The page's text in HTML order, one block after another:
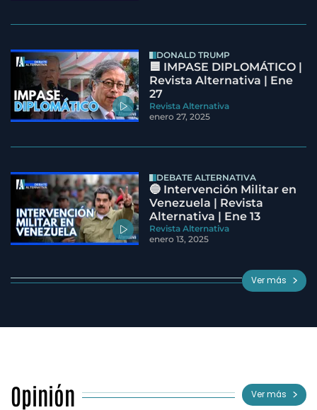
DONALD TRUMP
🟦 IMPASE DIPLOMÁTICO |
Revista Alternativa | Ene
27
Revista Alternativa
enero 27, 2025
DEBATE ALTERNATIVA
🔵 Intervención Militar en
Venezuela | Revista
Alternativa | Ene 13
Revista Alternativa
enero 13, 2025
Ver más
Opinión Ver más